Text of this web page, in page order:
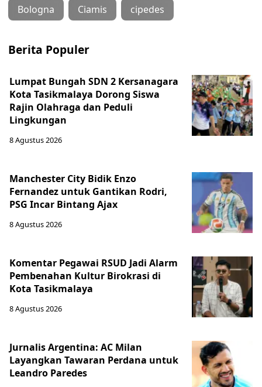
Bologna Ciamis cipedes
Berita Populer
Lumpat Bungah SDN 2 Kersanagara
Kota Tasikmalaya Dorong Siswa
Rajin Olahraga dan Peduli
Lingkungan
8 Agustus 2026
Manchester City Bidik Enzo
Fernandez untuk Gantikan Rodri,
PSG Incar Bintang Ajax
8 Agustus 2026
Komentar Pegawai RSUD Jadi Alarm
Pembenahan Kultur Birokrasi di
Kota Tasikmalaya
8 Agustus 2026
Jurnalis Argentina: AC Milan
Layangkan Tawaran Perdana untuk
Leandro Paredes